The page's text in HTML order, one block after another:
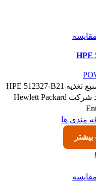
معرفی پاور سرور HPE 512327-B21 منبع تغذیه HPE 512327-B21
یکی از پاورهای قدرتمند و قابل‌اعتماد شرکت Hewlett Packard
مندی ها